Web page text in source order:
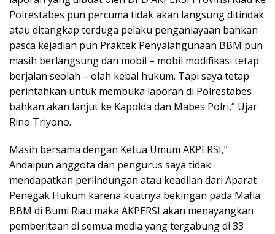
Polrestabes pun percuma tidak akan langsung ditindak
atau ditangkap terduga pelaku penganiayaan bahkan
pasca kejadian pun Praktek Penyalahgunaan BBM pun
masih berlangsung dan mobil – mobil modifikasi tetap
berjalan seolah – olah kebal hukum. Tapi saya tetap
perintahkan untuk membuka laporan di Polrestabes
bahkan akan lanjut ke Kapolda dan Mabes Polri,” Ujar
Rino Triyono.
Masih bersama dengan Ketua Umum AKPERSI,”
Andaipun anggota dan pengurus saya tidak
mendapatkan perlindungan atau keadilan dari Aparat
Penegak Hukum karena kuatnya bekingan pada Mafia
BBM di Bumi Riau maka AKPERSI akan menayangkan
pemberitaan di semua media yang tergabung di 33